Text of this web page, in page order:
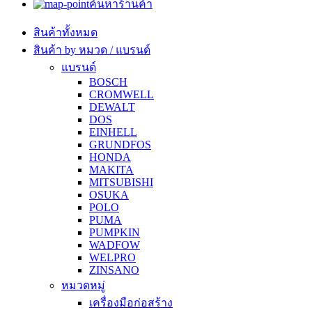
ค้นหาร้านค้า
สินค้าทั้งหมด
สินค้า by หมวด / แบรนด์
แบรนด์
BOSCH
CROMWELL
DEWALT
DOS
EINHELL
GRUNDFOS
HONDA
MAKITA
MITSUBISHI
OSUKA
POLO
PUMA
PUMPKIN
WADFOW
WELPRO
ZINSANO
หมวดหมู่
เครื่องมือก่อสร้าง